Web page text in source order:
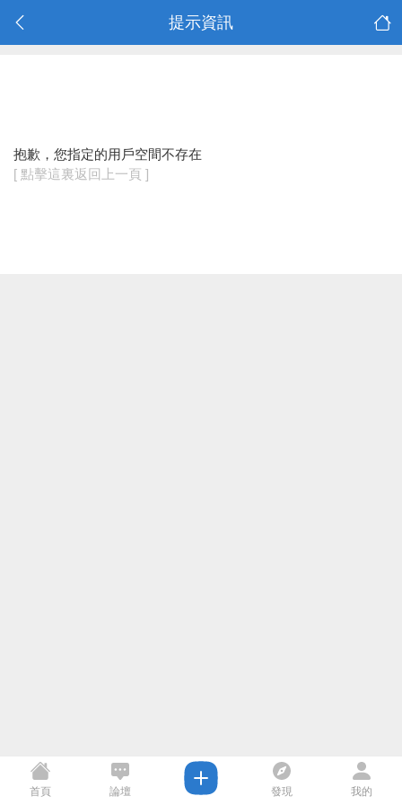
提示資訊
抱歉，您指定的用戶空間不存在
[ 點擊這裏返回上一頁 ]
首頁 論壇 發現 我的